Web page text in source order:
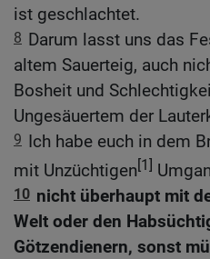
ist geschlachtet.
8 Darum lasst uns das
altem Sauerteig, auch
Bosheit und
Ungesäuertem der
9 Ich habe euch in dem
mit Unzüchtigen[1]
10 nicht überhaupt mit
Welt oder den
Götzendienern, sonst